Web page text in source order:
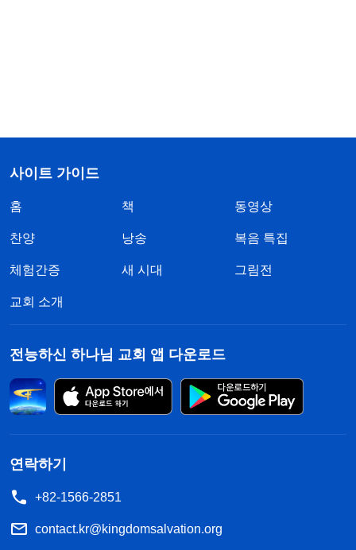
사이트 가이드
홈 책 동영상
찬양 낭송 복음 특집
체험간증 새 시대 그림전
교회 소개
전능하신 하나님 교회 앱 다운로드
연락하기
+82-1566-2851
contact.kr@kingdomsalvation.org